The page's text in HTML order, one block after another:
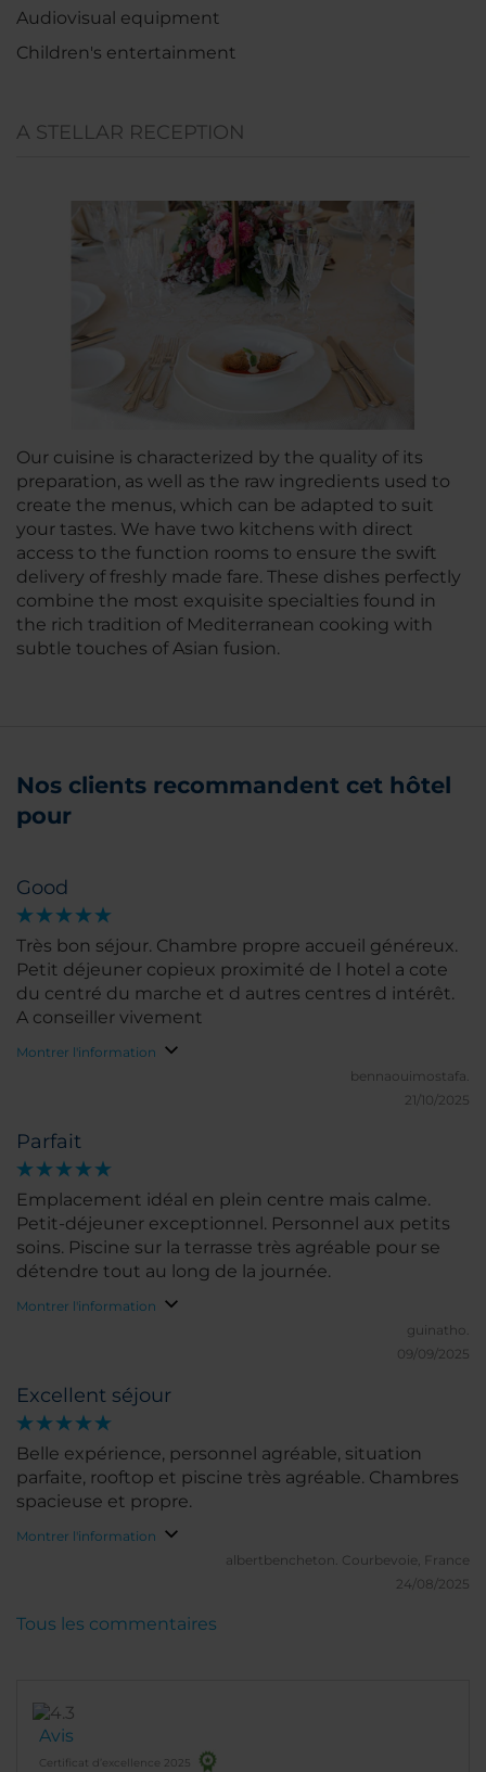
Audiovisual equipment
Children's entertainment
A STELLAR RECEPTION
Our cuisine is characterized by the quality of its
preparation, as well as the raw ingredients used to
create the menus, which can be adapted to suit
your tastes. We have two kitchens with direct
access to the function rooms to ensure the swift
delivery of freshly made fare. These dishes perfectly
combine the most exquisite specialties found in
the rich tradition of Mediterranean cooking with
subtle touches of Asian fusion.
Nos clients recommandent cet hôtel
pour
Good
Très bon séjour. Chambre propre accueil généreux.
Petit déjeuner copieux proximité de l hotel a cote
du centré du marche et d autres centres d intérêt.
A conseiller vivement
Montrer l'information
bennaouimostafa.
21/10/2025
Parfait
Emplacement idéal en plein centre mais calme.
Petit-déjeuner exceptionnel. Personnel aux petits
soins. Piscine sur la terrasse très agréable pour se
détendre tout au long de la journée.
Montrer l'information
guinatho.
09/09/2025
Excellent séjour
Belle expérience, personnel agréable, situation
parfaite, rooftop et piscine très agréable. Chambres
spacieuse et propre.
Montrer l'information
albertbencheton. Courbevoie, France
24/08/2025
Avis
Certificat d’excellence 2025
Tous les commentaires